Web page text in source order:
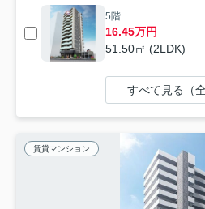
5階
16.45万円
51.50㎡ (2LDK)
すべて見る（全
賃貸マンション